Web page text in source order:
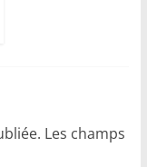
Les champs